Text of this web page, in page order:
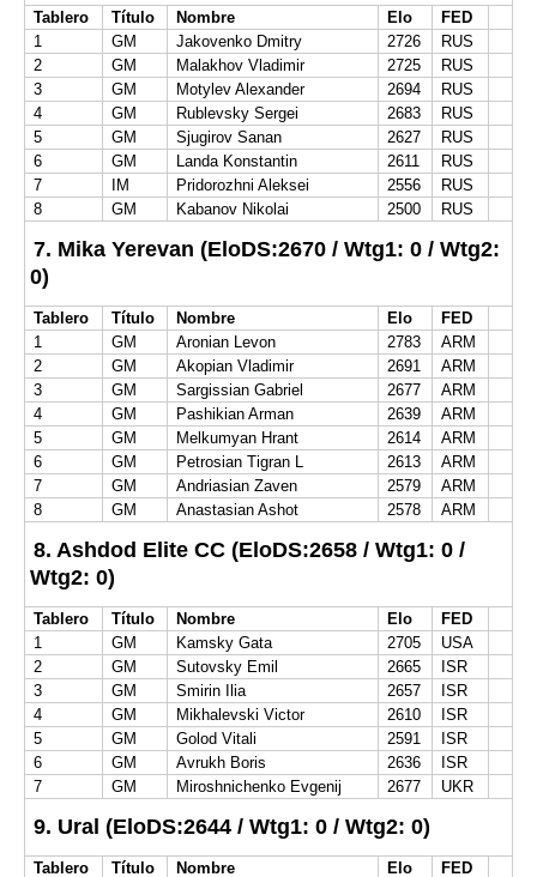
Tablero Título Nombre Elo
FED
1
GM Jakovenko Dmitry 2726
RUS
2
GM Malakhov Vladimir 2725
RUS
3
GM Motylev Alexander 2694
RUS
4
GM Rublevsky Sergei 2683
RUS
5
GM Sjugirov Sanan 2627
RUS
6
GM Landa Konstantin 2611
RUS
7
IM Pridorozhni Aleksei 2556
RUS
8
GM Kabanov Nikolai 2500 RUS
7. Mika Yerevan (EloDS:2670 / Wtg1: 0 / Wtg2:
0)
Tablero Título Nombre Elo
FED
1
GM Aronian Levon 2783
ARM
2
GM Akopian Vladimir 2691
ARM
3
GM Sargissian Gabriel 2677
ARM
4
GM Pashikian Arman 2639
ARM
5
GM Melkumyan Hrant 2614
ARM
6
GM Petrosian Tigran L 2613
ARM
7
GM Andriasian Zaven 2579
ARM
8
GM Anastasian Ashot 2578 ARM
8. Ashdod Elite CC (EloDS:2658 / Wtg1: 0 /
Wtg2: 0)
Tablero Título Nombre Elo
FED
1
GM Kamsky Gata 2705
USA
2
GM Sutovsky Emil 2665
ISR
3
GM Smirin Ilia 2657
ISR
4
GM Mikhalevski Victor 2610
ISR
5
GM Golod Vitali 2591
ISR
6
GM Avrukh Boris 2636
ISR
7
GM Miroshnichenko Evgenij 2677 UKR
9. Ural (EloDS:2644 / Wtg1: 0 / Wtg2: 0)
Tablero Título Nombre Elo FED